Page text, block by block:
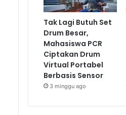
Tak Lagi Butuh Set
Drum Besar,
Mahasiswa PCR
Ciptakan Drum
Virtual Portabel
Berbasis Sensor
3 minggu ago